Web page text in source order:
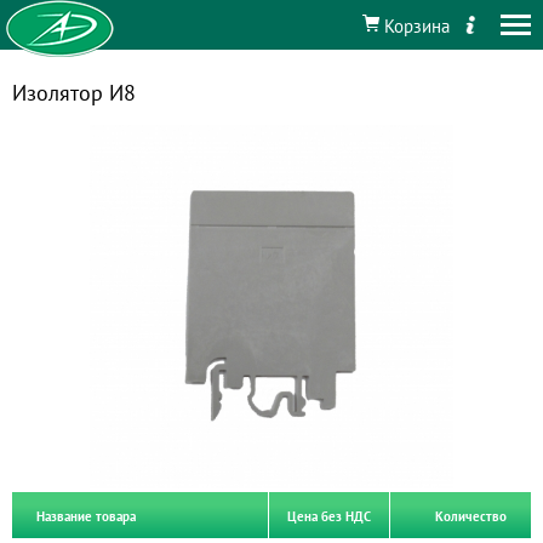
Корзина
Изолятор И8
Название товара Цена без НДС Количество